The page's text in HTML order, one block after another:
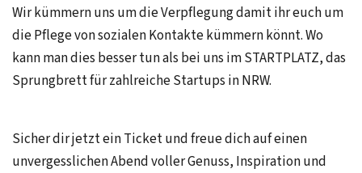
Wir kümmern uns um die Verpflegung damit ihr euch um
die Pflege von sozialen Kontakte kümmern könnt. Wo
kann man dies besser tun als bei uns im STARTPLATZ, das
Sprungbrett für zahlreiche Startups in NRW.
Sicher dir jetzt ein Ticket und freue dich auf einen
unvergesslichen Abend voller Genuss, Inspiration und